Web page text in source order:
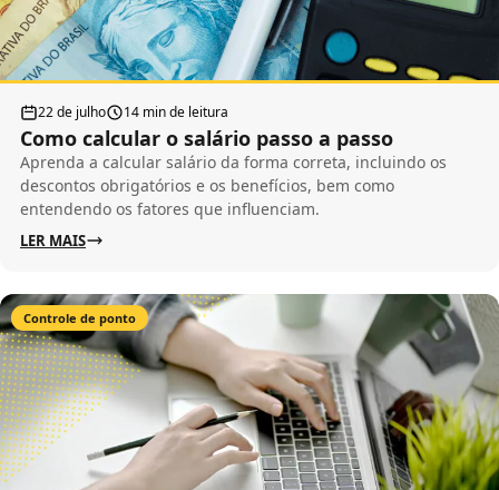
22 de julho 14 min de leitura
Como calcular o salário passo a passo
Aprenda a calcular salário da forma correta, incluindo os
descontos obrigatórios e os benefícios, bem como
entendendo os fatores que influenciam.
LER MAIS
Controle de ponto